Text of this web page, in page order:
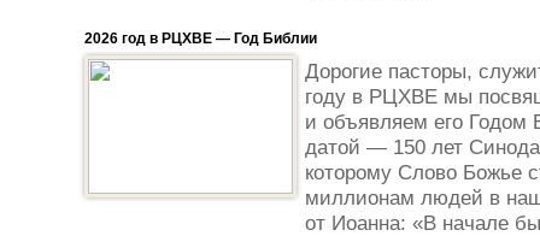
2026 год в РЦХВЕ — Год Библии
Дорогие пасторы,
году в РЦХВЕ мы
и объявляем его Годом
датой — 150 лет
которому Слово Божье
миллионам людей в
от Иоанна: «В начале